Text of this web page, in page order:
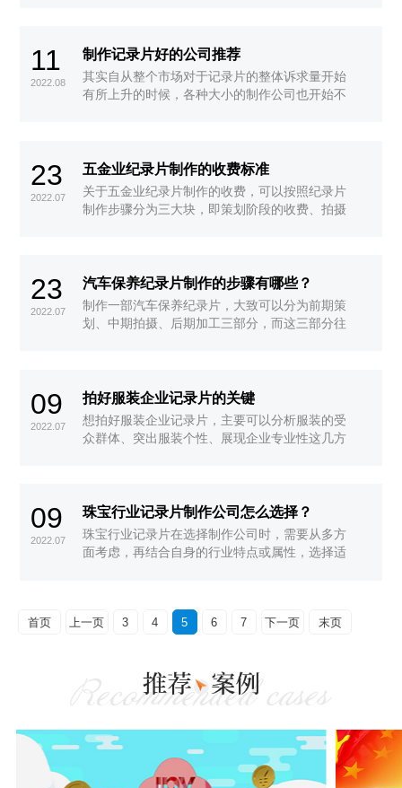
过这些内容的详情咨询了解后，撰写相关的策划
方案和记录片拍摄脚本。
11
2022.08
制作记录片好的公司推荐
其实自从整个市场对于记录片的整体诉求量开始
有所上升的时候，各种大小的制作公司也开始不
司是否适合自己，就需要从客户自身的需求和团
队的综合能力两大方面去进行详细的判断。
23
2022.07
五金业纪录片制作的收费标准
关于五金业纪录片制作的收费，可以按照纪录片
制作步骤分为三大块，即策划阶段的收费、拍摄
23
2022.07
汽车保养纪录片制作的步骤有哪些？
制作一部汽车保养纪录片，大致可以分为前期策
划、中期拍摄、后期加工三部分，而这三部分往
09
2022.07
拍好服装企业记录片的关键
想拍好服装企业记录片，主要可以分析服装的受
众群体、突出服装个性、展现企业专业性这几方
09
2022.07
珠宝行业记录片制作公司怎么选择？
珠宝行业记录片在选择制作公司时，需要从多方
面考虑，再结合自身的行业特点或属性，选择适
首页 上一页 3 4 5 6 7 下一页 末页